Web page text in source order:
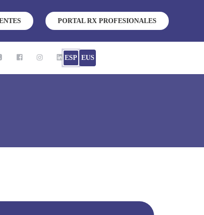
PORTAL RX PROFESIONALES
ESP EUS